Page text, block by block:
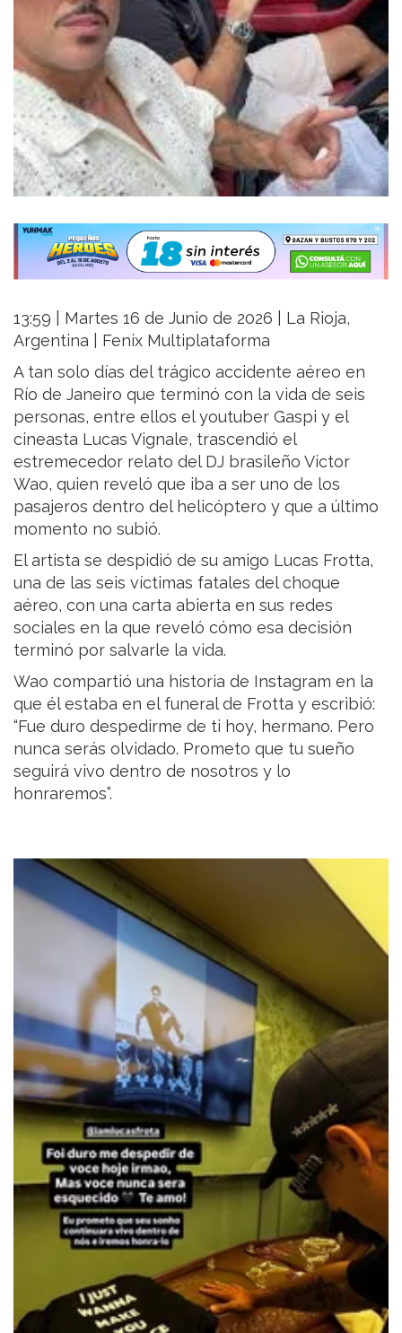
13:59 | Martes 16 de Junio de 2026 | La Rioja,
Argentina | Fenix Multiplataforma
A tan solo días del trágico accidente aéreo en
Río de Janeiro que terminó con la vida de seis
personas, entre ellos el youtuber Gaspi y el
cineasta Lucas Vignale, trascendió el
estremecedor relato del DJ brasileño Victor
Wao, quien reveló que iba a ser uno de los
pasajeros dentro del helicóptero y que a último
momento no subió.
El artista se despidió de su amigo Lucas Frotta,
una de las seis víctimas fatales del choque
aéreo, con una carta abierta en sus redes
sociales en la que reveló cómo esa decisión
terminó por salvarle la vida.
Wao compartió una historia de Instagram en la
que él estaba en el funeral de Frotta y escribió:
“Fue duro despedirme de ti hoy, hermano. Pero
nunca serás olvidado. Prometo que tu sueño
seguirá vivo dentro de nosotros y lo
honraremos”.